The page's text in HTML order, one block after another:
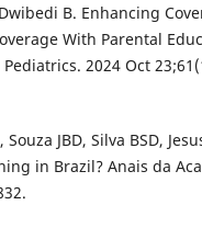
B. Enhancing
With Parental
2024 Oct
JBD, Silva BSD,
in Brazil? Anais da